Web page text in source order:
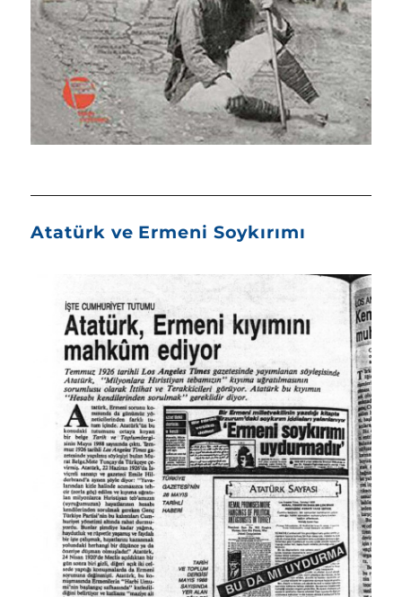
Atatürk ve Ermeni Soykırımı